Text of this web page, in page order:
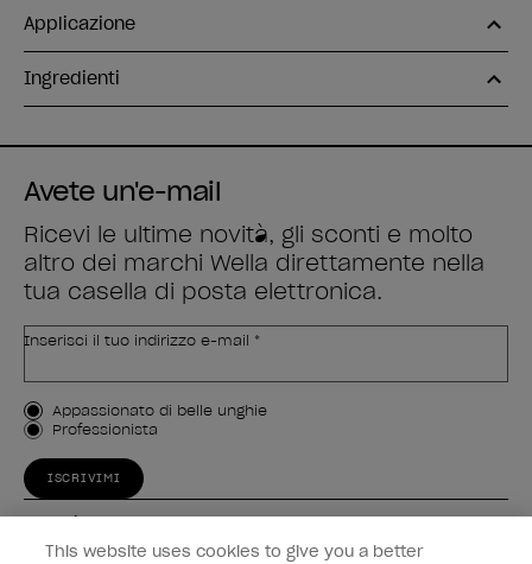
Applicazione
Ingredienti
Avete un'e-mail
Ricevi le ultime novità, gli sconti e molto
altro dei marchi Wella direttamente nella
tua casella di posta elettronica.
Inserisci il tuo indirizzo e-mail *
Tipo di cliente
Appassionato di belle unghie
Professionista
ISCRIVIMI
Esperienza
This website uses cookies to give you a better